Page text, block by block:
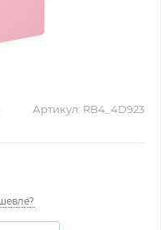
Артикул: RB4_4D923